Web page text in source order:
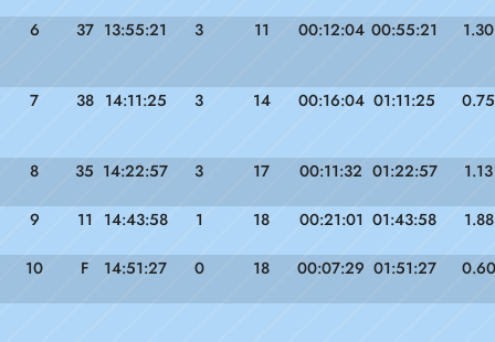
6 37 13:55:21 3 11 00:12:04 00:55:21 1.30
7 38 14:11:25 3 14 00:16:04 01:11:25 0.75
8 35 14:22:57 3 17 00:11:32 01:22:57 1.13
9 11 14:43:58 1 18 00:21:01 01:43:58 1.88
10 F 14:51:27 0 18 00:07:29 01:51:27 0.60